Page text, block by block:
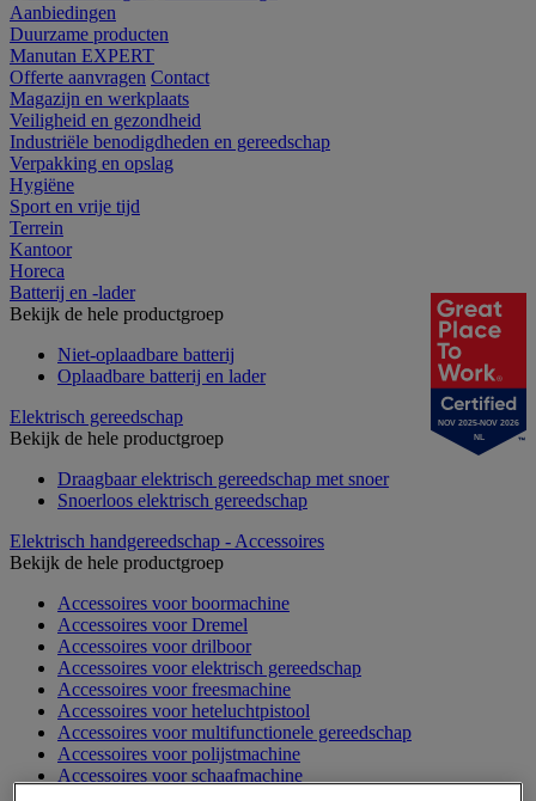
Aanbiedingen
Duurzame producten
Manutan EXPERT
Offerte aanvragen Contact
Magazijn en werkplaats
Veiligheid en gezondheid
Industriële benodigdheden en gereedschap
Verpakking en opslag
Hygiëne
Sport en vrije tijd
Terrein
Kantoor
Horeca
Batterij en -lader
Bekijk de hele productgroep
Niet-oplaadbare batterij
Oplaadbare batterij en lader
Elektrisch gereedschap
Bekijk de hele productgroep
Draagbaar elektrisch gereedschap met snoer
Snoerloos elektrisch gereedschap
Elektrisch handgereedschap - Accessoires
Bekijk de hele productgroep
Accessoires voor boormachine
Accessoires voor Dremel
Accessoires voor drilboor
Accessoires voor elektrisch gereedschap
Accessoires voor freesmachine
Accessoires voor heteluchtpistool
Accessoires voor multifunctionele gereedschap
Accessoires voor polijstmachine
Accessoires voor schaafmachine
NOV 2025-NOV 2026
NL